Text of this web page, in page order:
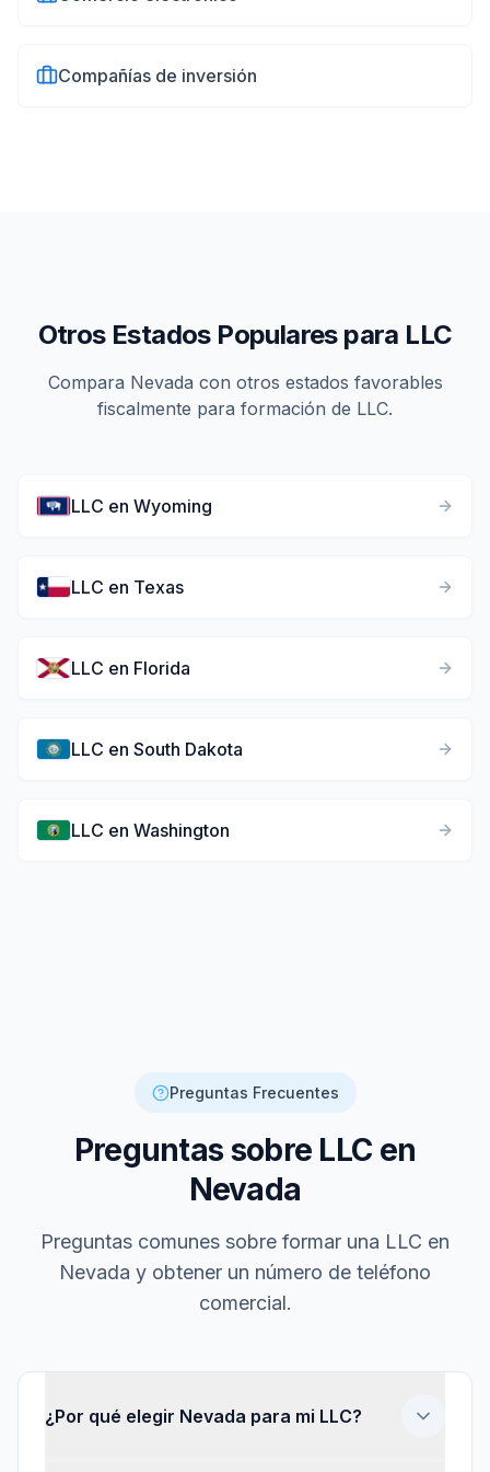
Compañías de inversión
Otros Estados Populares para LLC
Compara Nevada con otros estados favorables
fiscalmente para formación de LLC.
LLC en Wyoming
LLC en Texas
LLC en Florida
LLC en South Dakota
LLC en Washington
Preguntas Frecuentes
Preguntas sobre LLC en
Nevada
Preguntas comunes sobre formar una LLC en
Nevada y obtener un número de teléfono
comercial.
¿Por qué elegir Nevada para mi LLC?